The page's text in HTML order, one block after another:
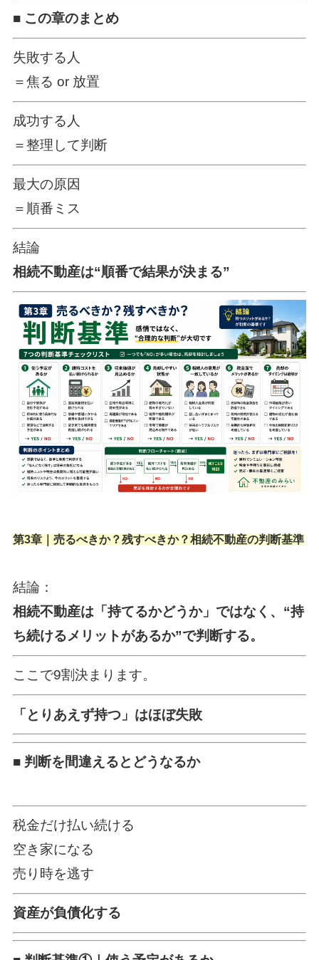
■ この章のまとめ
失敗する人
＝焦る or 放置
成功する人
＝整理して判断
最大の原因
＝順番ミス
結論
相続不動産は“順番で結果が決まる”
第3章｜売るべきか？残すべきか？相続不動産の判断基準
結論：
相続不動産は「持てるかどうか」ではなく、“持
ち続けるメリットがあるか”で判断する。
ここで9割決まります。
「とりあえず持つ」はほぼ失敗
■ 判断を間違えるとどうなるか
税金だけ払い続ける
空き家になる
売り時を逃す
資産が負債化する